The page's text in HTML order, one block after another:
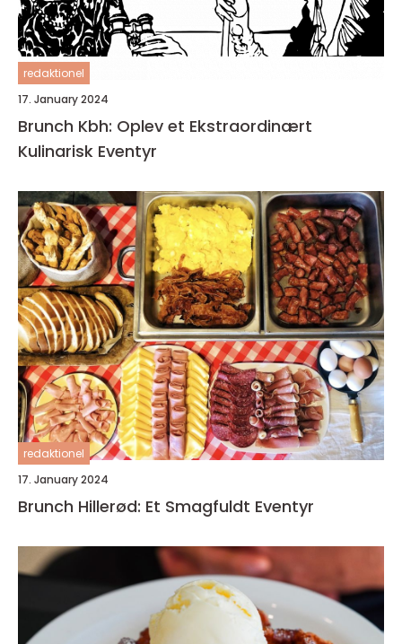
redaktionel
17. January 2024
Brunch Kbh: Oplev et Ekstraordinært
Kulinarisk Eventyr
redaktionel
17. January 2024
Brunch Hillerød: Et Smagfuldt Eventyr